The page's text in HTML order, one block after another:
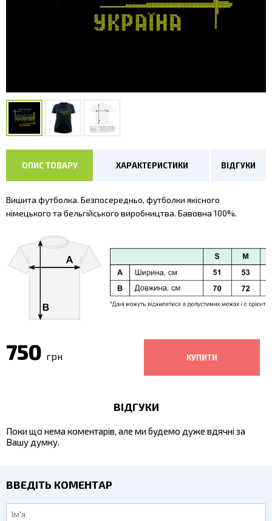
ОПИС ТОВАРУ ХАРАКТЕРИСТИКИ ВІДГУКИ
Вишита футболка. Безпосередньо, футболки якісного
німецького та бельгійського виробництва. Бавовна 100%.
750 грн
ВІДГУКИ
Поки що нема коментарів, але ми будемо дуже вдячні за
Вашу думку.
ВВЕДІТЬ КОМЕНТАР